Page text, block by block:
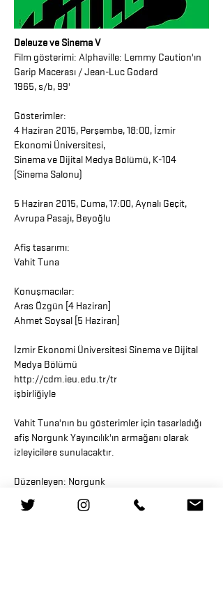
Deleuze ve Sinema V
Film gösterimi: Alphaville: Lemmy Caution'ın
Garip Macerası / Jean-Luc Godard
1965, s/b, 99'
Gösterimler:
4 Haziran 2015, Perşembe, 18:00, İzmir
Ekonomi Üniversitesi,
Sinema ve Dijital Medya Bölümü, K-104
(Sinema Salonu)
5 Haziran 2015, Cuma, 17:00, Aynalı Geçit,
Avrupa Pasajı, Beyoğlu
Afiş tasarımı:
Vahit Tuna
Konuşmacılar:
Aras Özgün [4 Haziran]
Ahmet Soysal [5 Haziran]
İzmir Ekonomi Üniversitesi Sinema ve Dijital
Medya Bölümü
http://cdm.ieu.edu.tr/tr
işbirliğiyle
Vahit Tuna'nın bu gösterimler için tasarladığı
afiş Norgunk Yayıncılık'ın armağanı olarak
izleyicilere sunulacaktır.
Düzenleyen: Norgunk
"[...] İmge, görülebilir olduğu kadar